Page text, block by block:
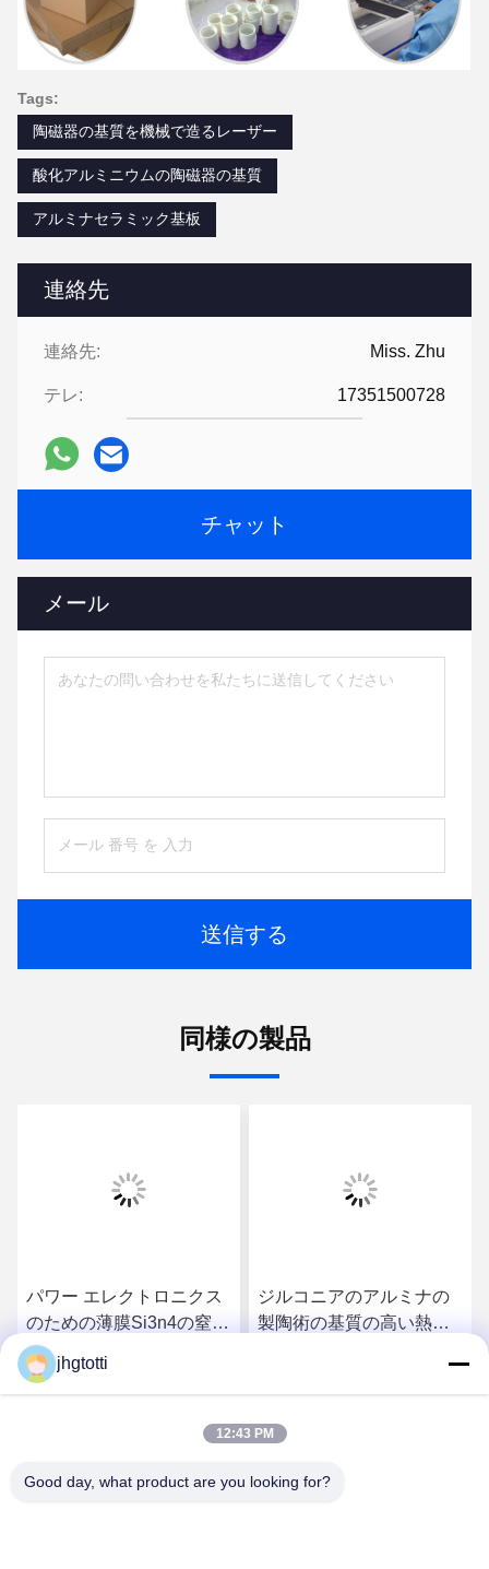
連絡先
連絡先: Miss. Zhu
テレ: 17351500728
チャット
メール
送信する
Tags:
陶磁器の基質を機械で造るレーザー
酸化アルミニウムの陶磁器の基質
アルミナセラミック基板
同様の製品
パワー エレクトロニクス
のための薄膜Si3n4の窒化
珪素の基質のウエファー
シート
最高 の 価格 を 入手 す
ジルコニアのアルミナの
製陶術の基質の高い熱伝
最高 の 価格 を 入手 す
jhgtotti
12:43 PM
Good day, what product are you looking for?